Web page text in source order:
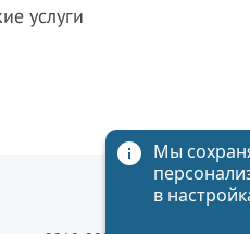
услуги
Мы
в